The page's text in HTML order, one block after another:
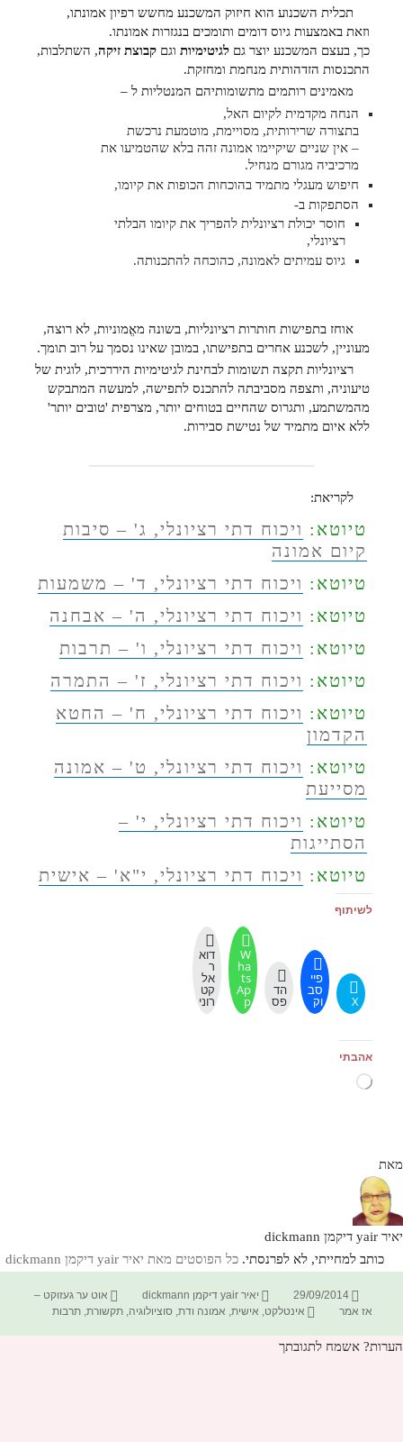
תכלית השכנוע הוא חיזוק המשכנע מחשש רפיון אמונתו,
וזאת באמצעות גיוס דומים ותומכים בנגזרות אמונתו.
כך, בעצם המשכנע יוצר גםלגיטימיות וגםקבוצת זיקה, השתלבות,
התכנסות הזדהותית מנחמת ומחזקת.
מאמינים רותמים מתשומותיהם המנטליות ל –
הנחה מקדמית לקיום האל,
בתצורה שרירותית, מסויימת, מוטמעת נרכשת
– אין שניים שיקיימו אמונה זהה בלא שהטמיעו את
מרכיביה מגורם מנחיל.
חיפוש מעגלי מתמיד בהוכחות הכופות את קיומו,
הסתפקות ב-
חוסר יכולת רציונלית להפריך את קיומו הבלתי
רציונלי,
גיוס עמיתים לאמונה, כהוכחה להתכנותה.
אוחז בתפישות חותרות רציונליות, בשונה מאֱמוניות, לא רוצה,
מעוניין, לשכנע אחרים בתפישתו, במובן שאינו נסמך על רוב תומך.
רציונליות תקצה תשומות לבחינת לגיטימיות היררכית, לוגית של
טיעוניה, ותצפה מסביבתה להתכנס לתפישה, למעשה המתבקש
מהמשתמע, ותגרוס שהחיים בטוחים יותר, מצרפית 'טובים יותר'
ללא איום מתמיד של נטישת סבירות.
לקריאת:
טיוטא: ויכוח דתי רציונלי, ג' – סיבות
קיום אמונה
טיוטא: ויכוח דתי רציונלי, ד' – משמעות
טיוטא: ויכוח דתי רציונלי, ה' – אבחנה
טיוטא: ויכוח דתי רציונלי, ו' – תרבות
טיוטא: ויכוח דתי רציונלי, ז' – התמרה
טיוטא: ויכוח דתי רציונלי, ח' – החטא
הקדמון
טיוטא: ויכוח דתי רציונלי, ט' – אמונה
מסייעת
טיוטא: ויכוח דתי רציונלי, י' –
הסתייגות
טיוטא: ויכוח דתי רציונלי, י"א' – אישית
לשיתוף
X
פיי
סב
וק
הד
פס
W
ha
ts
Ap
p
דוא
ר
אל
קט
רוני
אהבתי
טוען...
מאת
יאיר yair דיקמן dickmann
כותב למחייתי, לא לפרנסתי. כל הפוסטים מאת יאיר yair דיקמן dickmann‏
פורסם
בתאריך
29/09/2014 מחבר
יאיר yair דיקמן dickmann קטגוריות
אוט ער געזוקט –
אז אמר
תגיות
אינטלקט, אישית, אמונה ודת,סוציולוגיה,תקשורת,תרבות
הערות? אשמח לתגובתך